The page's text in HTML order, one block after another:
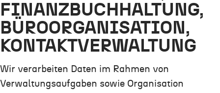
FINANZBUCHHALTUNG,
BÜROORGANISATION,
KONTAKTVERWALTUNG
Wir verarbeiten Daten im Rahmen von
Verwaltungsaufgaben sowie Organisation